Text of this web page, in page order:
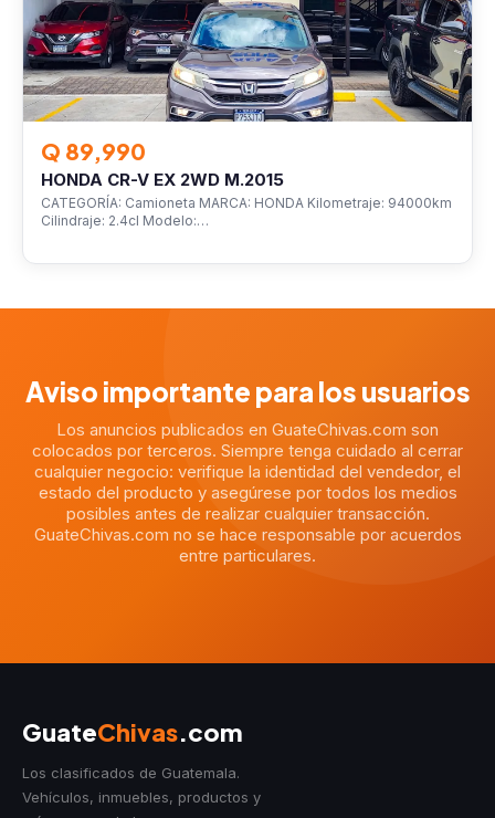
Q 89,990
HONDA CR-V EX 2WD M.2015
CATEGORÍA: Camioneta MARCA: HONDA Kilometraje: 94000km
Cilindraje: 2.4cl Modelo:…
Aviso importante para los usuarios
Los anuncios publicados en GuateChivas.com son
colocados por terceros. Siempre tenga cuidado al cerrar
cualquier negocio: verifique la identidad del vendedor, el
estado del producto y asegúrese por todos los medios
posibles antes de realizar cualquier transacción.
GuateChivas.com no se hace responsable por acuerdos
entre particulares.
GuateChivas.com
Los clasificados de Guatemala.
Vehículos, inmuebles, productos y